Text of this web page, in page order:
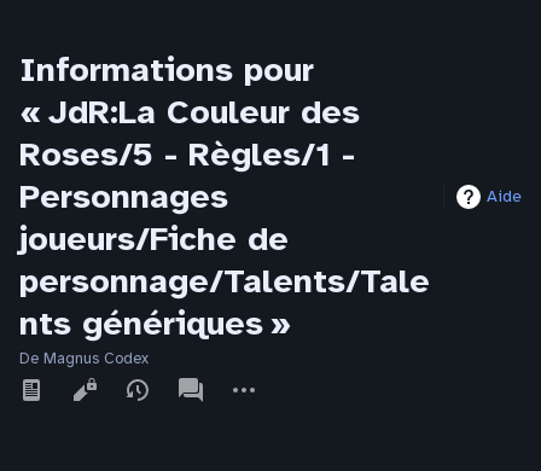
Informations pour
« JdR:La Couleur des
Roses/5 - Règles/1 -
Personnages
joueurs/Fiche de
personnage/Talents/Tale
nts génériques »
Aide
De Magnus Codex
Affichages
associated-
pages
actions